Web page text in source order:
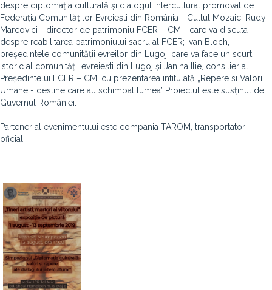
despre diplomația culturală și dialogul intercultural promovat de
Federația Comunităților Evreiești din România - Cultul Mozaic; Rudy
Marcovici - director de patrimoniu FCER – CM - care va discuta
despre reabilitarea patrimoniului sacru al FCER; Ivan Bloch,
președintele comunității evreilor din Lugoj, care va face un scurt
istoric al comunității evreiești din Lugoj și Janina Ilie, consilier al
Președintelui FCER – CM, cu prezentarea intitulată „Repere si Valori
Umane - destine care au schimbat lumea”.Proiectul este susținut de
Guvernul României.
Partener al evenimentului este compania TAROM, transportator
oficial.